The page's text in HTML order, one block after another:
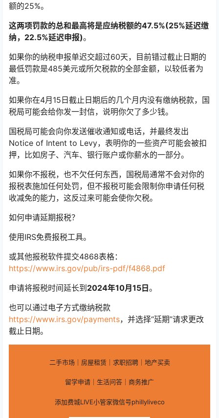
额的25%。
这两项罚款的总和最高将是应纳税额的47.5%(25%延迟缴
纳，22.5%延迟申报)。
如果你的纳税申报单迟交超过60天，目前错过截止日期的
最低罚款是485美元或所欠税款的全部金额，以较低者为
准。
如果你在4月15日截止日期后的几个月内没有缴纳税款，国
税局可能会给你发一封信，说明你欠了多少钱。
国税局可能会向你发送催收通知或电话，并最终发出
Notice of Intent to Levy，表明你的一些资产可能会被扣
押，比如房子、汽车、银行账户或你薪水的一部分。
如果你不报税，也不欠任何东西，国税局通常不会对你的
报税表施加任何处罚，但不报税可能会限制你申请任何税
收减免的能力，这反过来可能会使你欠税。
如何申请延期报税？
使用IRS免费报税工具。
或其他报税软件提交4868表格：
https://www.irs.gov/pub/irs-pdf/f4868.pdf
申请将报税时间延长到 2024年10月15日 。
也可以通过电子方式缴纳税款
https://www.irs.gov/payments，并选择“延期”请求更改
截止日期。
二手市场｜房屋租赁｜求职招聘｜地产买卖
留学申请｜生活问答｜商务推广
添加费城LIVE小管家微信号phillyliveco